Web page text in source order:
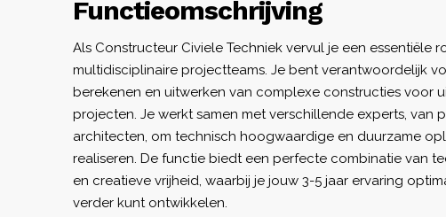
Functieomschrijving
Als Constructeur Civiele Techniek vervul je een essentiële
multidisciplinaire projectteams. Je bent verantwoordelijk
berekenen en uitwerken van complexe constructies voor
projecten. Je werkt samen met verschillende experts, van
architecten, om technisch hoogwaardige en duurzame
realiseren. De functie biedt een perfecte combinatie van
en creatieve vrijheid, waarbij je jouw 3-5 jaar ervaring
verder kunt ontwikkelen.